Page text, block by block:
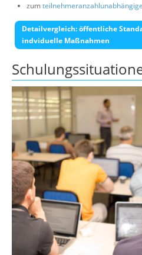
zum
Detailvergleich: öffentliche
indviduelle Maßnahmen